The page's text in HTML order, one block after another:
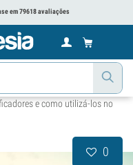
em 79618 avaliações
e como utilizá-los no
0